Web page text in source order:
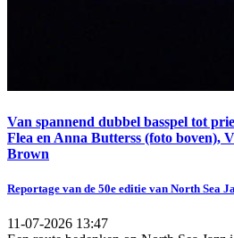
Van spannend dubbel basspel tot
Flea en Anna Butterss (foto boven),
Brown
Reportage van de 50e editie van North Sea
11-07-2026 13:47